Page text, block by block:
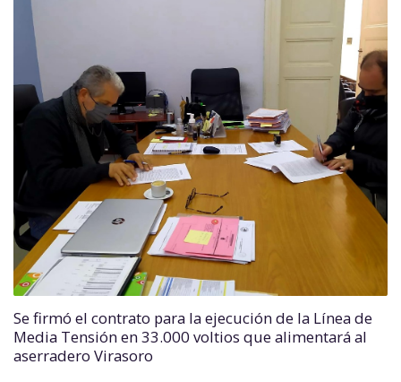
Se firmó el contrato para la ejecución de la Línea de
Media Tensión en 33.000 voltios que alimentará al
aserradero Virasoro